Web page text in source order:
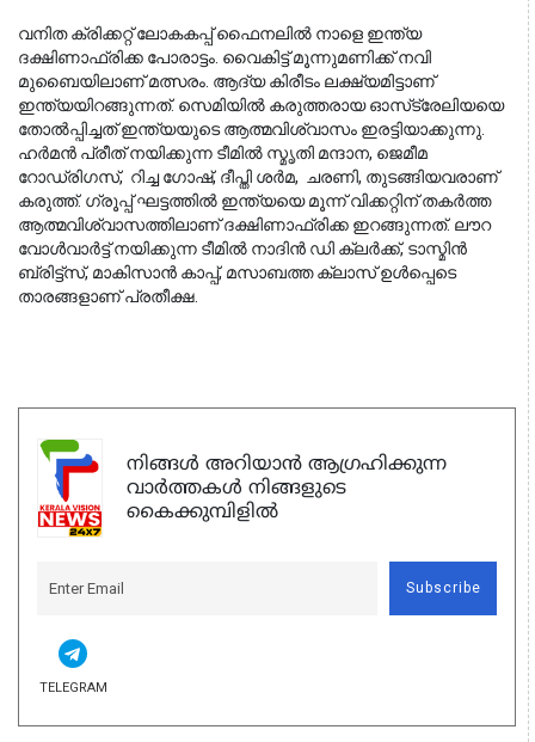
വനിത ക്രിക്കറ്റ് ലോകകപ്പ് ഫൈനലില്‍ നാളെ ഇന്ത്യ
ദക്ഷിണാഫ്രിക്ക പോരാട്ടം. വൈകിട്ട് മൂന്നുമണിക്ക് നവി
മുബൈയിലാണ് മത്സരം. ആദ്യ കിരീടം ലക്ഷ്യമിട്ടാണ്
ഇന്ത്യയിറങ്ങുന്നത്. സെമിയില്‍ കരുത്തരായ ഓസ്‌ട്രേലിയയെ
തോല്‍പ്പിച്ചത് ഇന്ത്യയുടെ ആത്മവിശ്വാസം ഇരട്ടിയാക്കുന്നു.
ഹര്‍മന്‍ പ്രീത് നയിക്കുന്ന ടീമില്‍ സ്മൃതി മന്ദാന, ജെമീമ
റോഡ്രിഗസ്,  റിച്ച ഗോഷ്, ദീപ്തി ശര്‍മ,  ചരണി, തുടങ്ങിയവരാണ്
കരുത്ത്. ഗ്രൂപ്പ് ഘട്ടത്തില്‍ ഇന്ത്യയെ മൂന്ന് വിക്കറ്റിന് തകര്‍ത്ത
ആത്മവിശ്വാസത്തിലാണ് ദക്ഷിണാഫ്രിക്ക ഇറങ്ങുന്നത്. ലൗറ
വോള്‍വാര്‍ട്ട് നയിക്കുന്ന ടീമില്‍ നാദിന്‍ ഡി ക്ലര്‍ക്ക്, ടാസ്മിന്‍
ബ്രിട്ട്സ്, മാകിസാന്‍ കാപ്പ്, മസാബത്ത ക്ലാസ് ഉള്‍പ്പെടെ
താരങ്ങളാണ് പ്രതീക്ഷ.
നിങ്ങൾ അറിയാൻ ആഗ്രഹിക്കുന്ന
വാർത്തകൾ നിങ്ങളുടെ
കൈക്കുമ്പിളിൽ
Subscribe
TELEGRAM